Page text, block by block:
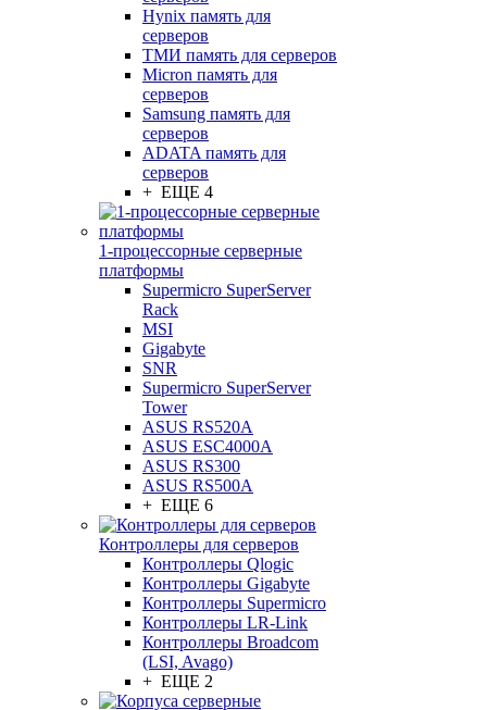
Hynix память для
серверов
ТМИ память для серверов
Micron память для
серверов
Samsung память для
серверов
ADATA память для
серверов
+ ЕЩЕ 4
1-процессорные серверные
платформы
Supermicro SuperServer
Rack
MSI
Gigabyte
SNR
Supermicro SuperServer
Tower
ASUS RS520A
ASUS ESC4000A
ASUS RS300
ASUS RS500A
+ ЕЩЕ 6
Контроллеры для серверов
Контроллеры Qlogic
Контроллеры Gigabyte
Контроллеры Supermicro
Контроллеры LR-Link
Контроллеры Broadcom
(LSI, Avago)
+ ЕЩЕ 2